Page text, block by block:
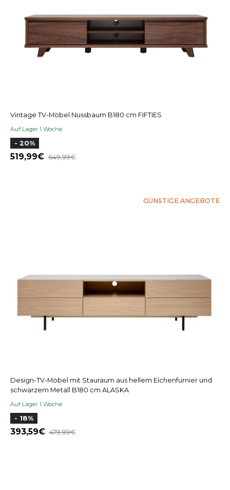
Vintage TV-Möbel Nussbaum B180 cm FIFTIES
Auf Lager 1 Woche
- 20%
519,99 649,99
GÜNSTIGE ANGEBOTE
Design-TV-Möbel mit Stauraum aus hellem Eichenfurnier und
schwarzem Metall B180 cm ALASKA
Auf Lager 1 Woche
- 18%
393,59 479,99